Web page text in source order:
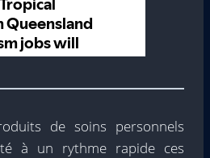
de soins personnels
à un rythme rapide ces